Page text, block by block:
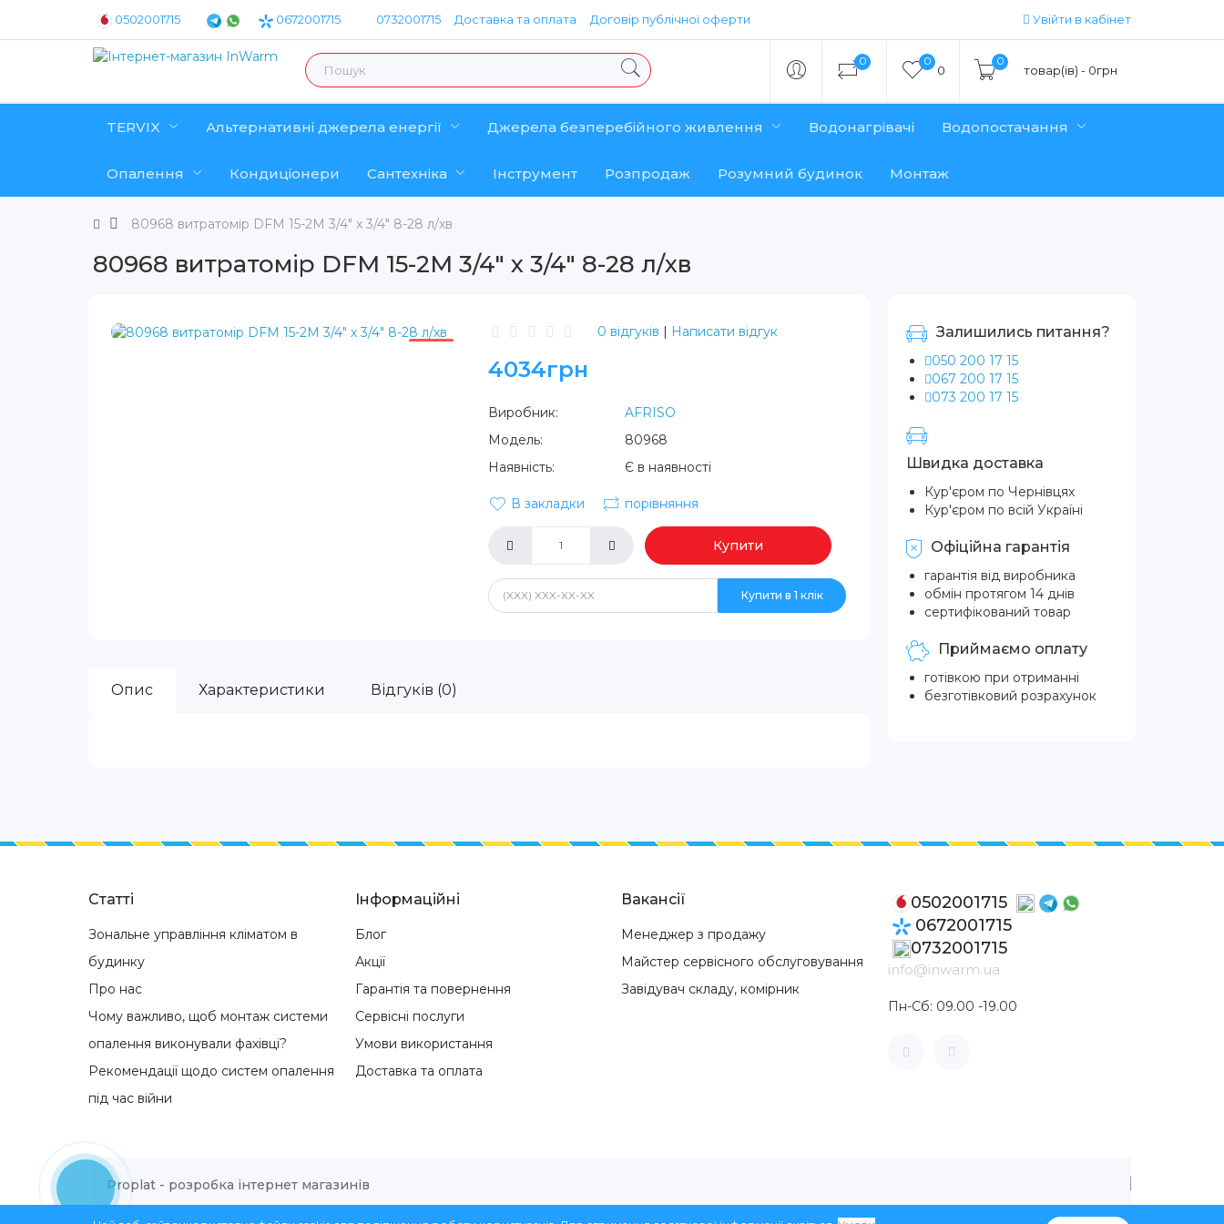
0502001715 0672001715 0732001715 Доставка та оплата Договір публічної оферти Увійти в кабінет
0
товар(ів) - 0грн
0 0
0
TERVIX Альтернативні джерела енергії Джерела безперебійного живлення Водонагрівачі Водопостачання
Опалення Кондиціонери Сантехніка Інструмент Розпродаж Розумний будинок Монтаж
80968 витратомір DFM 15-2M 3/4" х 3/4" 8-28 л/хв
80968 витратомір DFM 15-2M 3/4" х 3/4" 8-28 л/хв
0 відгуків | Написати відгук
4034грн
Виробник:
AFRISO
Модель:
80968
Наявність:
Є в наявності
В закладки порівняння
Купити
Купити в 1 клік
Опис Характеристики Відгуків (0)
Залишились питання?
050 200 17 15
067 200 17 15
073 200 17 15
Швидка доставка
Кур'єром по Чернівцях
Кур'єром по всій Україні
Офіційна гарантія
гарантія від виробника
обмін протягом 14 днів
сертифікований товар
Приймаємо оплату
готівкою при отриманні
безготівковий розрахунок
Статті
Зональне управління кліматом в
будинку
Про нас
Чому важливо, щоб монтаж системи
опалення виконували фахівці?
Рекомендації щодо систем опалення
під час війни
Інформаційні
Блог
Акції
Гарантія та повернення
Сервісні послуги
Умови використання
Доставка та оплата
Вакансії
Менеджер з продажу
Майстер сервісного обслуговування
Завідувач складу, комірник
0502001715
0672001715
0732001715
info@inwarm.ua
Пн-Сб: 09.00 -19.00
Proplat - розробка інтернет магазинів